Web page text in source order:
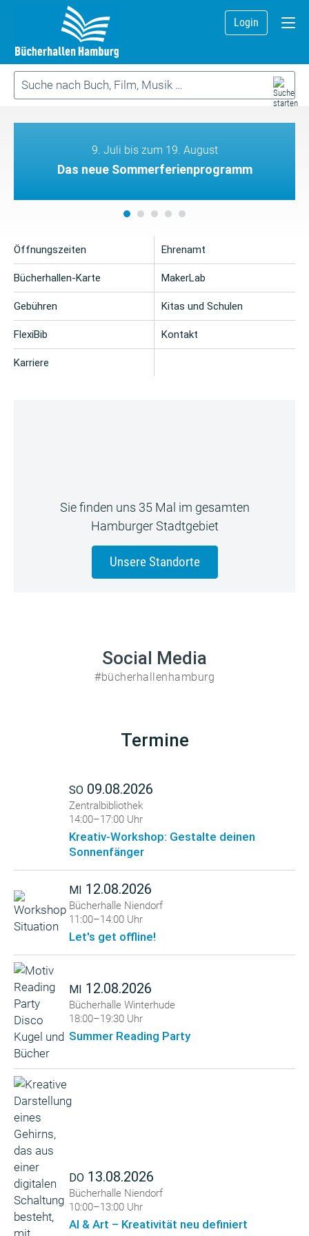
Login
9. Juli bis zum 19. August
Das neue Sommerferienprogramm
Öffnungszeiten
Bücherhallen-Karte
Gebühren
FlexiBib
Karriere
Ehrenamt
MakerLab
Kitas und Schulen
Kontakt
Sie finden uns 35 Mal im gesamten
Hamburger Stadtgebiet
Unsere Standorte
Social Media
#bücherhallenhamburg
Termine
SO 09.08.2026
Zentralbibliothek
14:00–17:00 Uhr
Kreativ-Workshop: Gestalte deinen
Sonnenfänger
MI 12.08.2026
Bücherhalle Niendorf
11:00–14:00 Uhr
Let's get offline!
MI 12.08.2026
Bücherhalle Winterhude
18:00–19:30 Uhr
Summer Reading Party
DO 13.08.2026
Bücherhalle Niendorf
10:00–13:00 Uhr
AI & Art – Kreativität neu definiert